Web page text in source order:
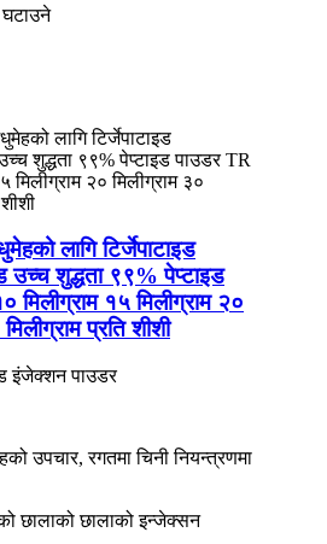
लागि टिर्जेपाटाइड
उच्च शुद्धता ९९% पेप्टाइड
मिलीग्राम १५ मिलीग्राम २०
प्रति शीशी
इंजेक्शन पाउडर
उपचार, रगतमा चिनी नियन्त्रणमा
छालाको छालाको इन्जेक्सन